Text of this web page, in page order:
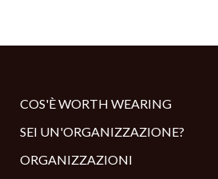
COS'È WORTH WEARING
SEI UN'ORGANIZZAZIONE?
ORGANIZZAZIONI